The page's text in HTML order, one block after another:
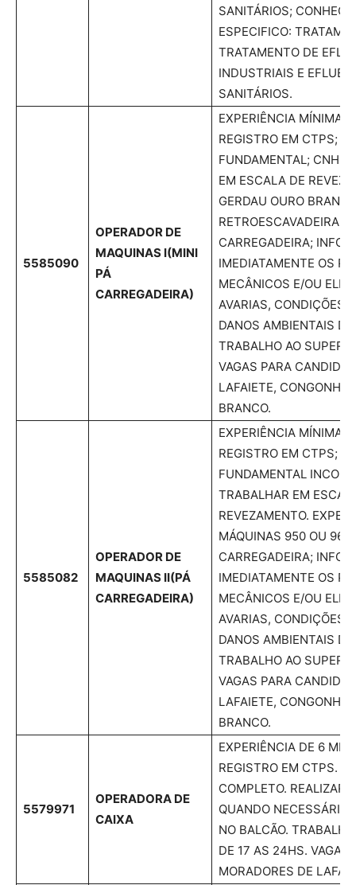
SANITÁRIOS;
ESPECIFICO:
TRATAMENTO DE
INDUSTRIAIS E
SANITÁRIOS.
5585090
OPERADOR DE
MAQUINAS I(MINI
PÁ
CARREGADEIRA)
EXPERIÊNCIA MÍNIMA
REGISTRO EM CTPS;
FUNDAMENTAL; CNH
EM ESCALA DE
GERDAU OURO
RETROESCAVADEIRA E
CARREGADEIRA;
IMEDIATAMENTE OS
MECÂNICOS E/OU
AVARIAS, CONDIÇÕES
DANOS AMBIENTAIS
TRABALHO AO
VAGAS PARA
LAFAIETE,
BRANCO.
5585082
OPERADOR DE
MAQUINAS II(PÁ
CARREGADEIRA)
EXPERIÊNCIA MÍNIMA
REGISTRO EM CTPS;
FUNDAMENTAL
TRABALHAR EM
REVEZAMENTO.
MÁQUINAS 950 OU 966
CARREGADEIRA;
IMEDIATAMENTE OS
MECÂNICOS E/OU
AVARIAS, CONDIÇÕES
DANOS AMBIENTAIS
TRABALHO AO
VAGAS PARA
LAFAIETE,
BRANCO.
5579971
OPERADORA DE
CAIXA
EXPERIÊNCIA DE 6
REGISTRO EM CTPS.
COMPLETO. REALIZAR
QUANDO NECESSÁRIO
NO BALCÃO.
DE 17 AS 24HS. VAGA
MORADORES DE